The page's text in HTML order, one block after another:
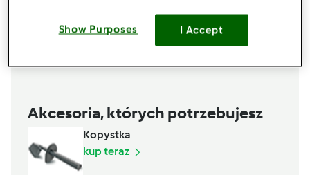
Akcesoria, których potrzebujesz
Kopystka
kup teraz
Show Purposes I Accept